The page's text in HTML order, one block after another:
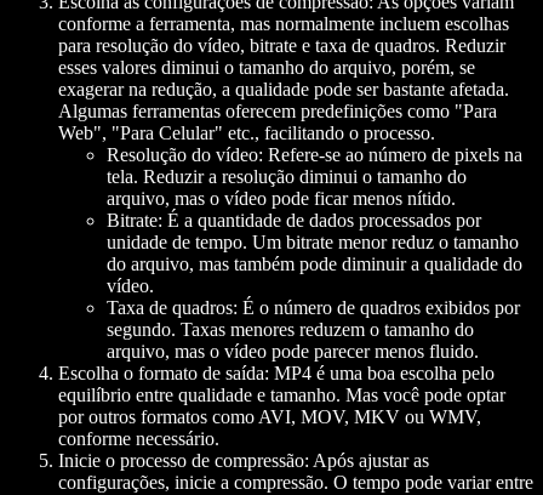
conforme a ferramenta, mas normalmente incluem escolhas
para resolução do vídeo, bitrate e taxa de quadros. Reduzir
esses valores diminui o tamanho do arquivo, porém, se
exagerar na redução, a qualidade pode ser bastante afetada.
Algumas ferramentas oferecem predefinições como "Para
Web", "Para Celular" etc., facilitando o processo.
Resolução do vídeo: Refere-se ao número de pixels na
tela. Reduzir a resolução diminui o tamanho do
arquivo, mas o vídeo pode ficar menos nítido.
Bitrate: É a quantidade de dados processados por
unidade de tempo. Um bitrate menor reduz o tamanho
do arquivo, mas também pode diminuir a qualidade do
vídeo.
Taxa de quadros: É o número de quadros exibidos por
segundo. Taxas menores reduzem o tamanho do
arquivo, mas o vídeo pode parecer menos fluido.
Escolha o formato de saída: MP4 é uma boa escolha pelo
equilíbrio entre qualidade e tamanho. Mas você pode optar
por outros formatos como AVI, MOV, MKV ou WMV,
conforme necessário.
Inicie o processo de compressão: Após ajustar as
configurações, inicie a compressão. O tempo pode variar entre